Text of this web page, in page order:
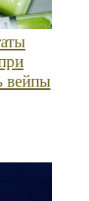
вейпы